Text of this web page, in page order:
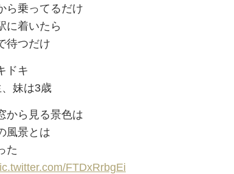
ら乗ってるだけ
に着いたら
待つだけ
ドキ
妹は3歳
から見る景色は
風景とは
た
FTDxRrbgEi